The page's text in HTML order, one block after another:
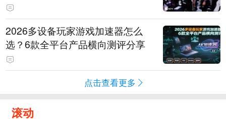
2026多设备玩家游戏加速器怎么
选？6款全平台产品横向测评分享
点击查看更多
滚动